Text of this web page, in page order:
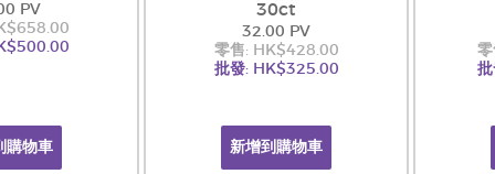
PV
購物車
30ct
32.00 PV
零售: HK$428.00
批發: HK$325.00
新增到購物車